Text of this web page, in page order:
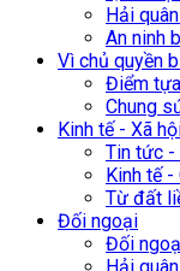
Hải
An ninh
Vì chủ quyền
Điểm
Chung
Kinh tế - Xã
Tin tức -
Kinh tế
Từ đất
Đối ngoại
Đối